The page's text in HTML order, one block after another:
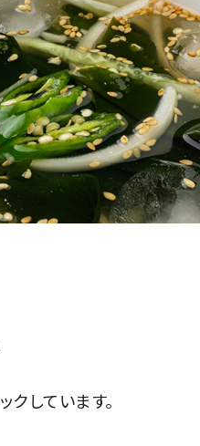
クしています。